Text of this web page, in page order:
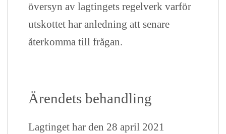
översyn av lagtingets regelverk varför
utskottet har anledning att senare
återkomma till frågan.
Ärendets behandling
Lagtinget har den 28 april 2021